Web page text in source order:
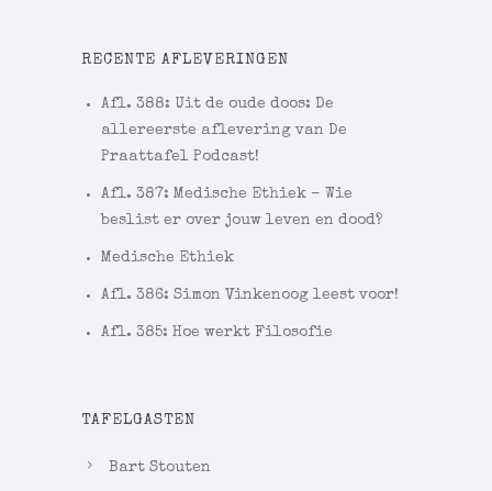
RECENTE AFLEVERINGEN
Afl. 388: Uit de oude doos: De
allereerste aflevering van De
Praattafel Podcast!
Afl. 387: Medische Ethiek – Wie
beslist er over jouw leven en dood?
Medische Ethiek
Afl. 386: Simon Vinkenoog leest voor!
Afl. 385: Hoe werkt Filosofie
TAFELGASTEN
Bart Stouten